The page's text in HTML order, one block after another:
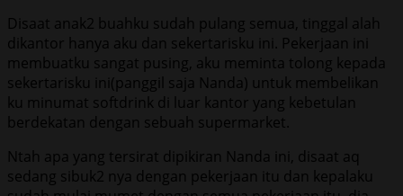
Disaat anak2 buahku sudah pulang semua, tinggal alah
dikantor hanya aku dan sekertarisku ini. Pekerjaan ini
membuatku sangat pusing, aku meminta tolong kepada
sekertarisku ini(panggil saja Nanda) untuk membelikan
ku minumat softdrink di luar kantor yang kebetulan
berdekatan dengan sebuah supermarket.
Ntah apa yang tersirat dipikiran Nanda ini, disaat aq
sedang sibuk2 nya dengan pekerjaan itu dan kepalaku